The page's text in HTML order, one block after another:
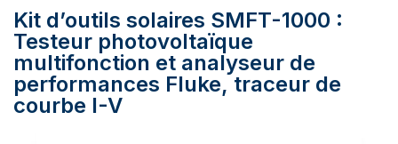
Kit d’outils solaires SMFT-1000 :
Testeur photovoltaïque
multifonction et analyseur de
performances Fluke, traceur de
courbe I-V